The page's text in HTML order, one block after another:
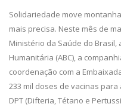
Solidariedade move
mais precisa. Neste mês de
Ministério da Saúde do Brasil,
Humanitária (ABC), a
coordenação com a
233 mil doses de vacinas
DPT (Difteria, Tétano e